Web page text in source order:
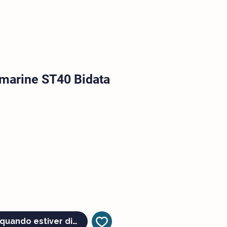
ST40 Bidata
estiver disponível